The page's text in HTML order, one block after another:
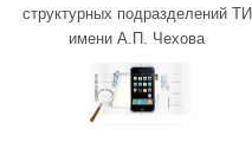
структурных подразделений ТИ
имени А.П. Чехова